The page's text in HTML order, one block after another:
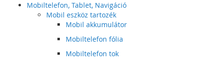
Mobiltelefon, Tablet, Navigáció
Mobil eszköz tartozék
Mobil akkumulátor
Mobiltelefon fólia
Mobiltelefon tok